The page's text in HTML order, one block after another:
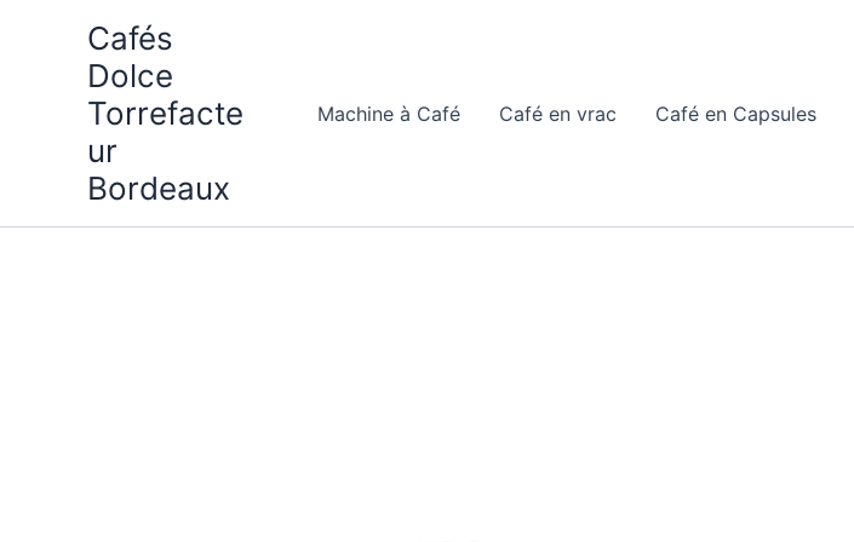
Cafés
Dolce
Torrefacte
ur
Bordeaux
Machine à Café Café en vrac Café en Capsules